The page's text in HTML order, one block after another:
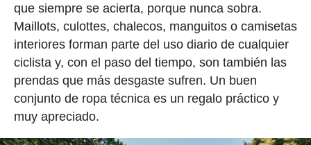
que siempre se acierta, porque nunca sobra.
Maillots, culottes, chalecos, manguitos o camisetas
interiores forman parte del uso diario de cualquier
ciclista y, con el paso del tiempo, son también las
prendas que más desgaste sufren. Un buen
conjunto de ropa técnica es un regalo práctico y
muy apreciado.